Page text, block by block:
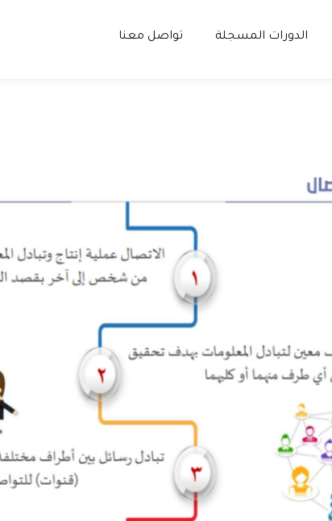
تواصل معنا الدورات المسجلة